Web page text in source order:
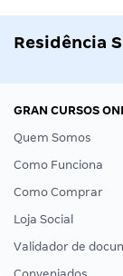
Residência
GRAN CURSOS
Quem Somos
Como Funciona
Como Comprar
Loja Social
Validador de